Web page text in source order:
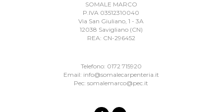
SOMALE MARCO
P.IVA 03512310040
Via San Giuliano, 1 - 3A
12038 Savigliano (CN)
REA: CN-296452
Telefono: 0172 715920
Email: info@somalecarpenteria.it
Pec: somalemarco@pec.it